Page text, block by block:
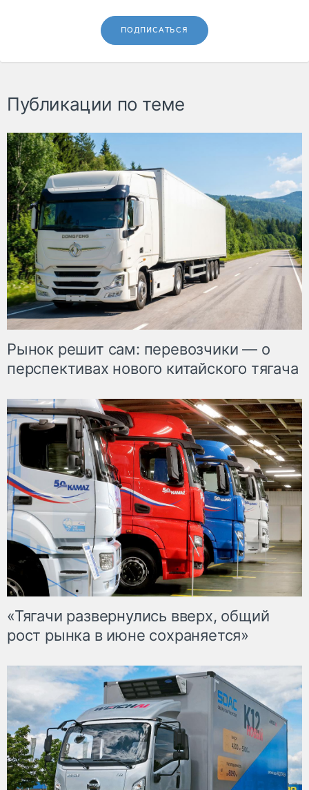
ПОДПИСАТЬСЯ
Публикации по теме
Рынок решит сам: перевозчики — о
перспективах нового китайского тягача
«Тягачи развернулись вверх, общий
рост рынка в июне сохраняется»